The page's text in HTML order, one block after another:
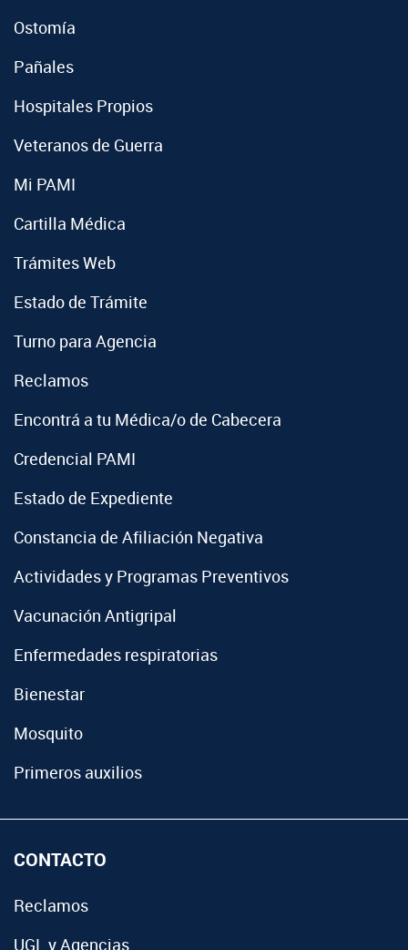
Ostomía
Pañales
Hospitales Propios
Veteranos de Guerra
Mi PAMI
Cartilla Médica
Trámites Web
Estado de Trámite
Turno para Agencia
Reclamos
Encontrá a tu Médica/o de Cabecera
Credencial PAMI
Estado de Expediente
Constancia de Afiliación Negativa
Actividades y Programas Preventivos
Vacunación Antigripal
Enfermedades respiratorias
Bienestar
Mosquito
Primeros auxilios
CONTACTO
Reclamos
UGL y Agencias